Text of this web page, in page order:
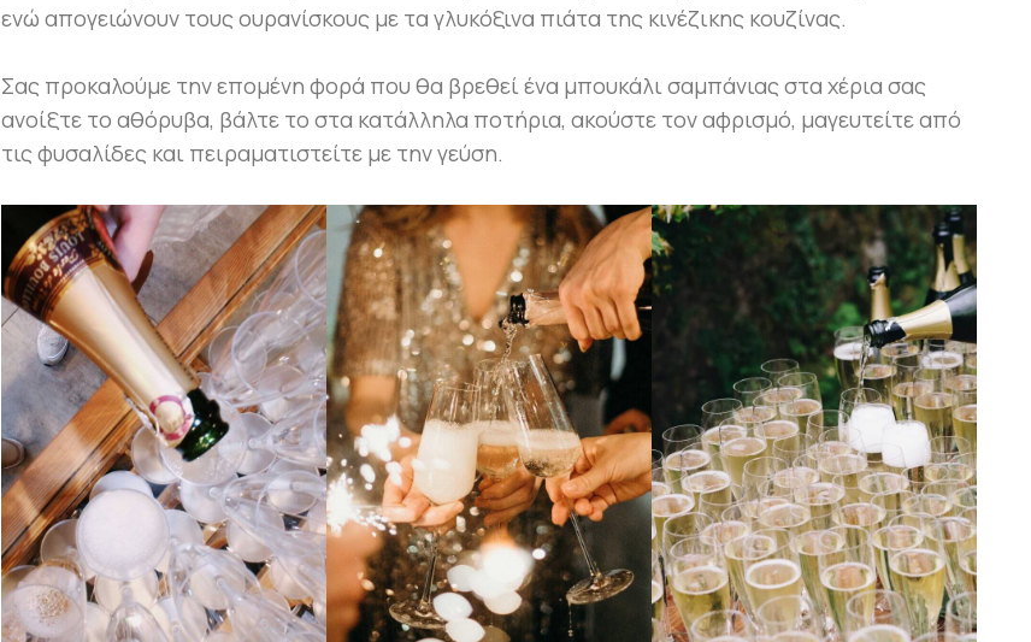
AGENDA
PHYSIOGNOMY
SECRETS
WINE
ενώ απογειώνουν τους ουρανίσκους με τα γλυκόξινα πιάτα της κινέζικης κουζίνας.
Σας προκαλούμε την επομένη φορά που θα βρεθεί ένα μπουκάλι σαμπάνιας στα χέρια σας
ανοίξτε το αθόρυβα, βάλτε το στα κατάλληλα ποτήρια, ακούστε τον αφρισμό, μαγευτείτε από
τις φυσαλίδες και πειραματιστείτε με την γεύση.